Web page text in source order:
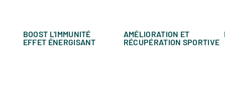
BOOST L'IMMUNITÉ
EFFET ÉNERGISANT
AMÉLIORATION ET
RÉCUPÉRATION SPORTIVE